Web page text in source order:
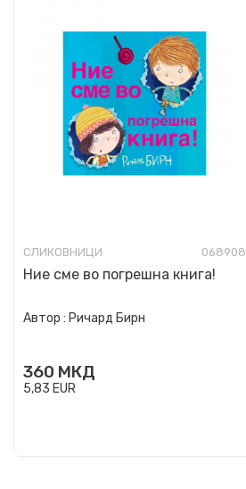
СЛИКОВНИЦИ 068908
Ние сме во погрешна книга!
Автор : Ричард Бирн
360 МКД
5,83 EUR